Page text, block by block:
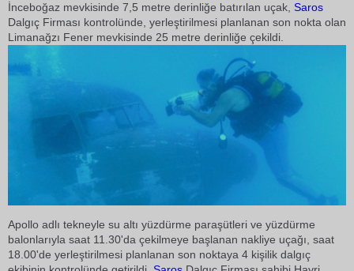
İnceboğaz mevkisinde 7,5 metre derinliğe batırılan uçak, Saros
Dalgıç Firması kontrolünde, yerleştirilmesi planlanan son nokta olan
Limanağzı Fener mevkisinde 25 metre derinliğe çekildi.
Apollo adlı tekneyle su altı yüzdürme paraşütleri ve yüzdürme
balonlarıyla saat 11.30'da çekilmeye başlanan nakliye uçağı, saat
18.00'de yerleştirilmesi planlanan son noktaya 4 kişilik dalgıç